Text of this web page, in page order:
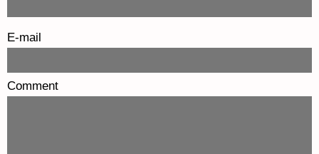
E-mail
Comment